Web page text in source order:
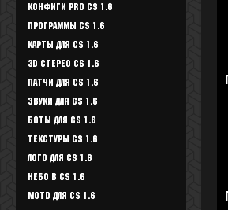
Конфиги Pro CS 1.6
Программы CS 1.6
Карты для CS 1.6
3D стерео CS 1.6
Патчи для CS 1.6
Звуки для CS 1.6
Боты для CS 1.6
Текстуры Cs 1.6
Лого для CS 1.6
Небо в CS 1.6
Motd для CS 1.6